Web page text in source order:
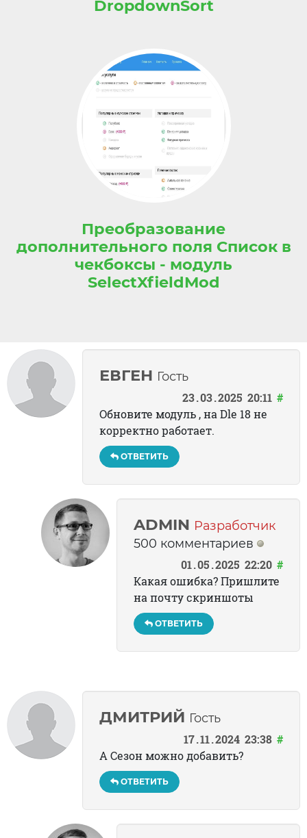
DropdownSort
Преобразование
дополнительного поля Список в
чекбоксы - модуль
SelectXfieldMod
ЕВГЕН Гость
23 03 2025 20:11 #
Обновите модуль , на Dle 18 не
корректно работает.
ОТВЕТИТЬ
ADMIN Разработчик
500 комментариев
01 05 2025 22:20 #
Какая ошибка? Пришлите
на почту скриншоты
ОТВЕТИТЬ
ДМИТРИЙ Гость
17 11 2024 23:38 #
А Сезон можно добавить?
ОТВЕТИТЬ